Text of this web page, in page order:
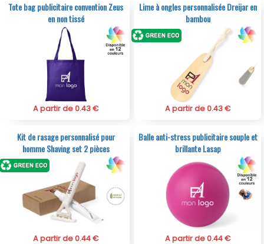
Tote bag publicitaire convention Zeus
en non tissé
A partir de 0.43 €
Lime à ongles personnalisée Dreijar en
bambou
A partir de 0.43 €
Kit de rasage personnalisé pour
homme Shaving set 2 pièces
A partir de 0.44 €
Balle anti-stress publicitaire souple et
brillante Lasap
A partir de 0.44 €